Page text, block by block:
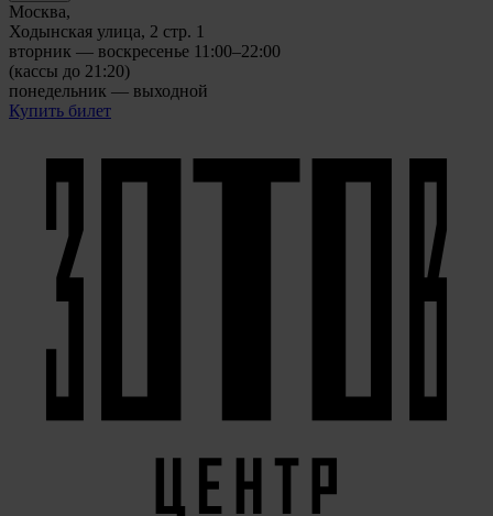
Москва,
Ходынская улица, 2 стр. 1
вторник — воскресенье 11:00–22:00
(кассы до 21:20)
понедельник — выходной
Купить билет